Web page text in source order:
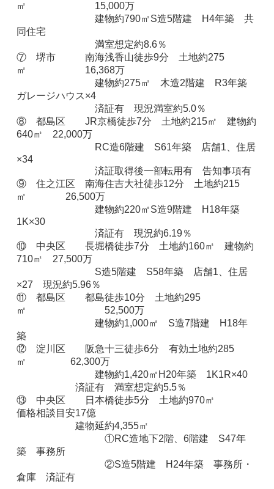
㎡ 15,000万
建物約790㎡S造5階建 H4年築 共
同住宅
満室想定約8.6％
⑦ 堺市 南海浅香山徒歩9分 土地約275
㎡ 16,368万
建物約275㎡ 木造2階建 R3年築
ガレージハウス×4
済証有 現況満室約5.0％
⑧ 都島区 JR京橋徒歩7分 土地約215㎡ 建物約
640㎡ 22,000万
RC造6階建 S61年築 店舗1、住居
×34
済証取得後一部転用有 告知事項有
⑨ 住之江区 南海住吉大社徒歩12分 土地約215
㎡ 26,500万
建物約220㎡S造9階建 H18年築
1K×30
済証有 現況約6.19％
⑩ 中央区 長堀橋徒歩7分 土地約160㎡ 建物約
710㎡ 27,500万
S造5階建 S58年築 店舗1、住居
×27 現況約5.96％
⑪ 都島区 都島徒歩10分 土地約295
㎡ 52,500万
建物約1,000㎡ S造7階建 H18年
築
⑫ 淀川区 阪急十三徒歩6分 有効土地約285
㎡ 62,300万
建物約1,420㎡ H20年築 1K1R×40
済証有 満室想定約5.5％
⑬ 中央区 日本橋徒歩5分 土地約970㎡
価格相談目安17億
建物延約4,355㎡
①RC造地下2階、6階建 S47年
築 事務所
②S造5階建 H24年築 事務所・
倉庫 済証有